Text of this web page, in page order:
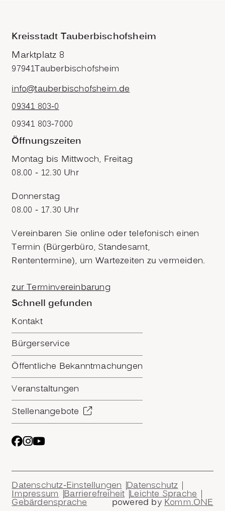
Kreisstadt Tauberbischofsheim
Marktplatz 8
97941Tauberbischofsheim
info@tauberbischofsheim.de
09341 803-0
09341 803-7000
Öffnungszeiten
Montag bis Mittwoch, Freitag
08.00 - 12.30 Uhr
Donnerstag
08.00 - 17.30 Uhr
Vereinbaren Sie online oder telefonisch einen
Termin (Bürgerbüro, Standesamt,
Rententermine), um Wartezeiten zu vermeiden.
zur Terminvereinbarung
Schnell gefunden
Kontakt
Bürgerservice
Öffentliche Bekanntmachungen
Veranstaltungen
Stellenangebote
Datenschutz-Einstellungen Datenschutz
Impressum Barrierefreiheit Leichte Sprache
Gebärdensprache powered by Komm.ONE